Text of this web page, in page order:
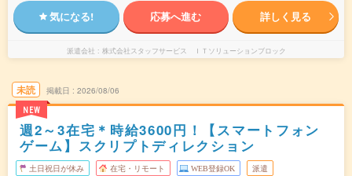
気になる! 応募へ進む 詳しく見る
派遣会社 株式会社スタッフサービス ＩＴソリューションブロック
未読
NEW
掲載日 2026/08/06
週2～3在宅＊時給3600円！【スマートフォン
ゲーム】スクリプトディレクション
土日祝日が休み 在宅・リモート WEB登録OK 派遣